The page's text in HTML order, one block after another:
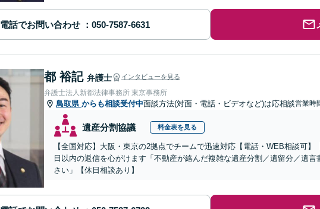
電話でお問い合わせ
都 裕記 弁護士 インタビューを見る
弁護士法人新都法律事務所 東京事務所
鳥取県 からも相談受付中面談方法(対面・電話・ビデオなど)は応相談営業時
遺産分割協議 料金表を見る
【全国対応】大阪・東京の2拠点でチームで迅速対応【電話・WEB相談可
日以内の返信を心がけます「不動産が絡んだ複雑な遺産分割／遺留分／遺
さい」【休日相談あり】